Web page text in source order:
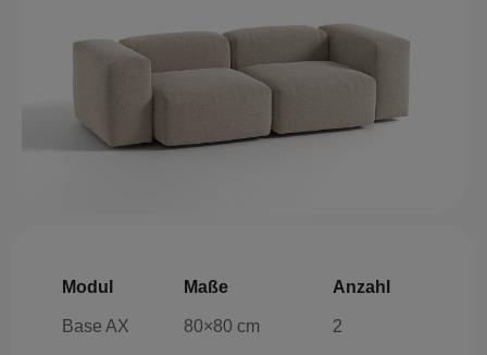
Modul Maße Anzahl
Base AX 80×80 cm 2